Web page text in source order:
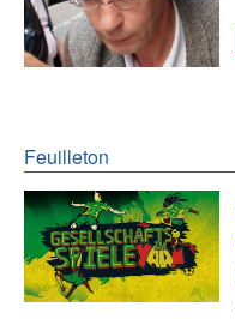
Feuilleton